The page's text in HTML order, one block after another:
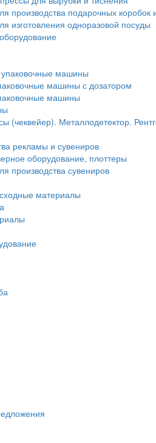
производства подарочных коробок
изготовления одноразовой посуды
упаковочные машины
машины с дозатором
машины
(чеквейер). Металлодетектор.
рекламы и сувениров
оборудование, плоттеры
производства сувениров
материалы